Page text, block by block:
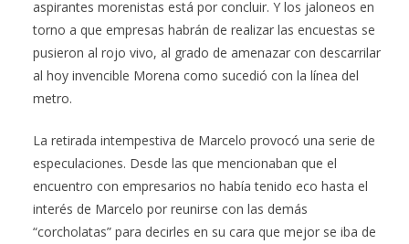
aspirantes morenistas está por concluir. Y los jaloneos en
torno a que empresas habrán de realizar las encuestas se
pusieron al rojo vivo, al grado de amenazar con descarrilar
al hoy invencible Morena como sucedió con la línea del
metro.
La retirada intempestiva de Marcelo provocó una serie de
especulaciones. Desde las que mencionaban que el
encuentro con empresarios no había tenido eco hasta el
interés de Marcelo por reunirse con las demás
“corcholatas” para decirles en su cara que mejor se iba de